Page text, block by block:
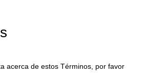
acerca de estos Términos, por favor